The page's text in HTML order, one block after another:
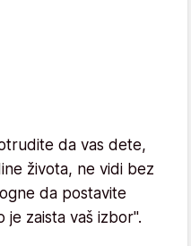
da vas dete,
života, ne vidi bez
da postavite
zaista vaš izbor".